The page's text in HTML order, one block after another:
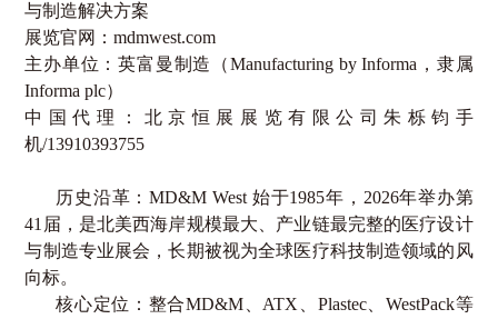
与制造解决方案
展览官网：mdmwest.com
主办单位：英富曼制造（Manufacturing by Informa ，隶属
Informa plc）
中国代理：北京恒展展览有限公司朱栎钧手
机/13910393755
历史沿革：MD&M West 始于1985年， 2026年举办第
41 届，是北美西海岸规模最大、产业链最完整的医疗设计
与制造专业展会，长期被视为全球医疗科技制造领域的风
向标。
核心定位：整合MD&M ATX Plastec、 WestPack等